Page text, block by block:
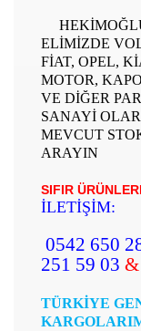
ELİMİZDE
FİAT, OPEL,
MOTOR,
VE DİĞER
SANAYİ
MEVCUT
ARAYIN
SIFIR
İLETİŞİM:
0542 650
251 59 03 &
TÜRKİYE